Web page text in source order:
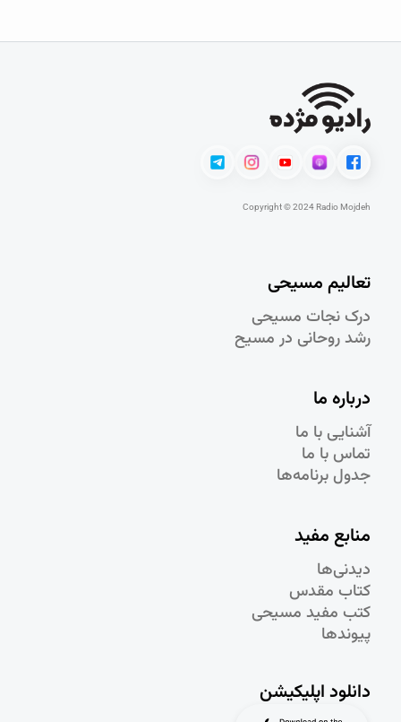
Copyright © 2024 Radio Mojdeh
تعالیم مسیحی
درک نجات مسيحی
رشد روحانی در مسيح
درباره ما
آشنایی با ما
تماس با ما
جدول برنامه‌ها
منابع مفید
دیدنی‌ها
کتاب مقدس
کتب مفید مسیحی
پیوندها
دانلود اپلیکیشن